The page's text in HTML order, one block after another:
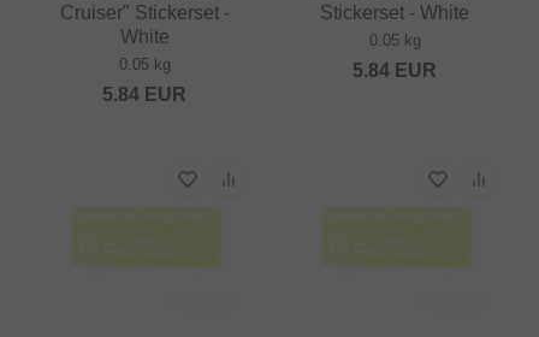
Cruiser" Stickerset -
White
0.05 kg
5.84 EUR
Stickerset - White
0.05 kg
5.84 EUR